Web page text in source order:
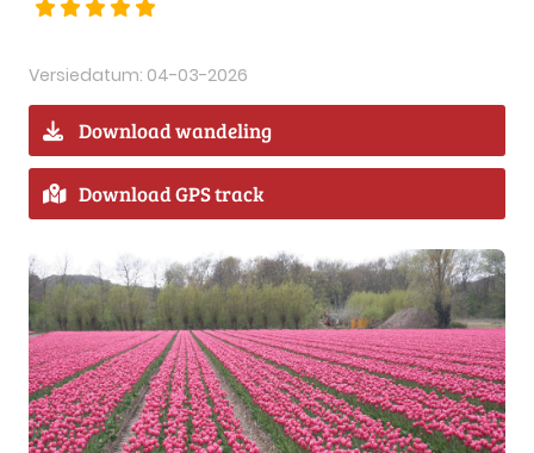
Versiedatum: 04-03-2026
Download wandeling
Download GPS track